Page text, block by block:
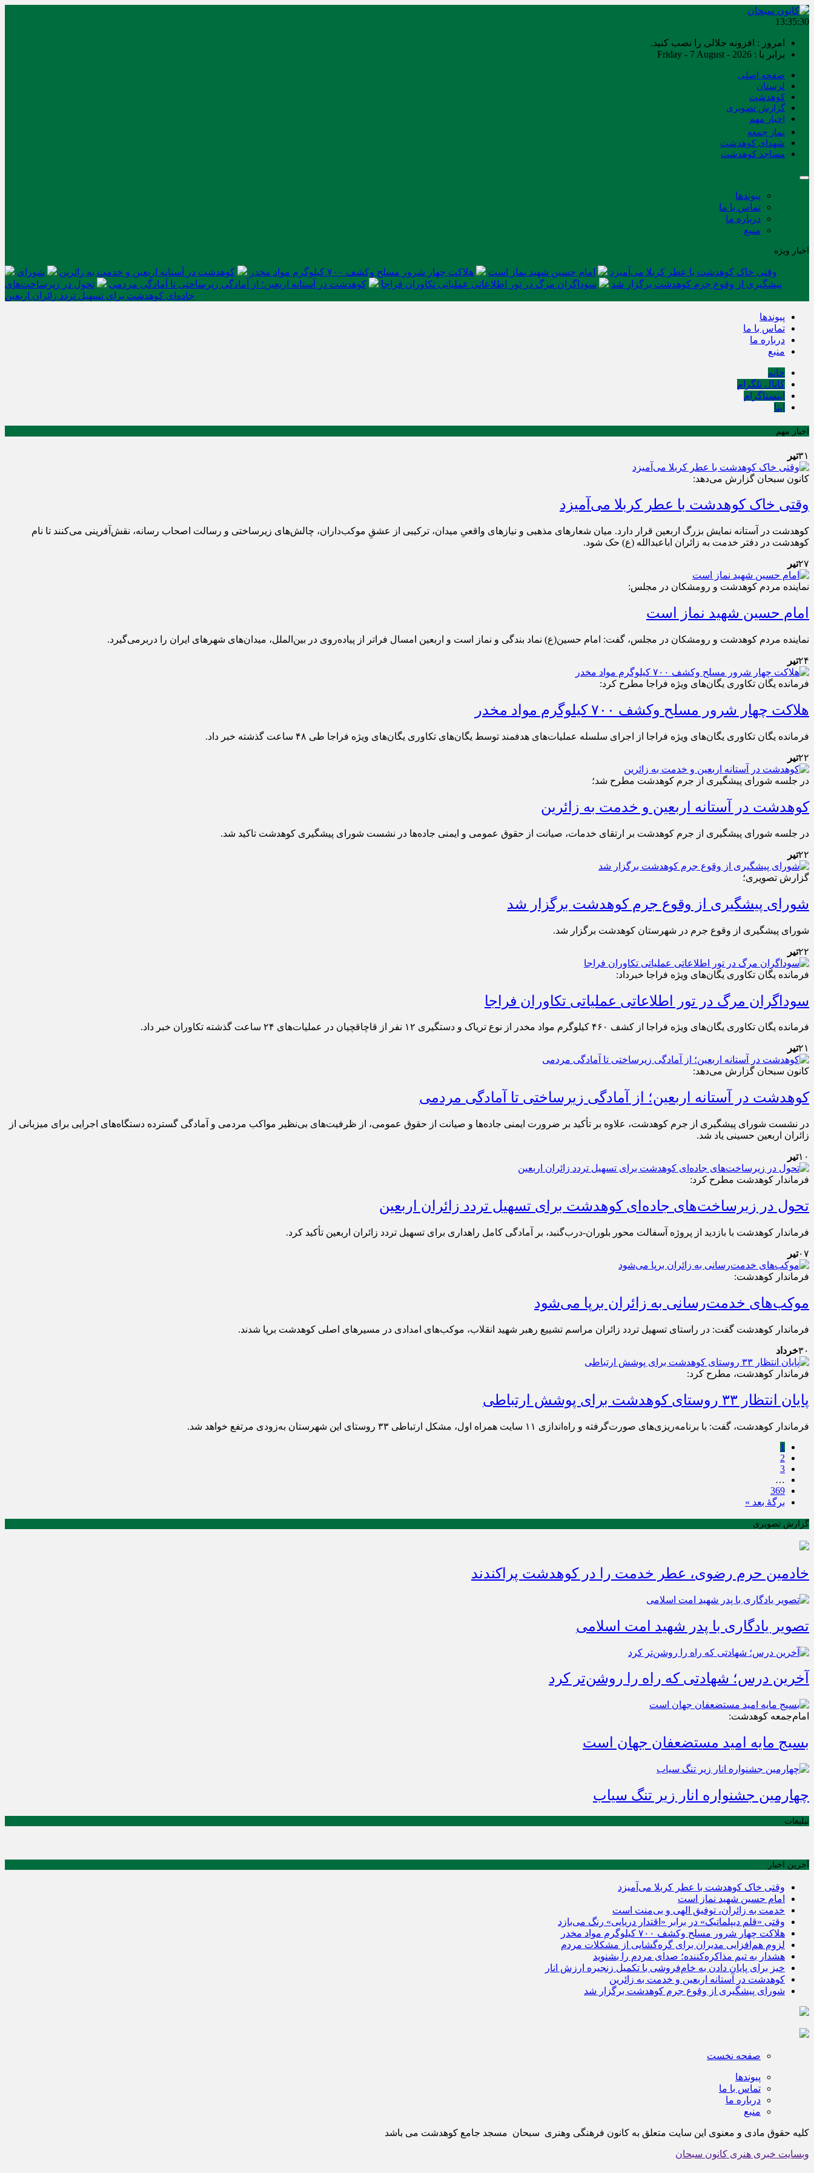
13:35:31
امروز : افزونه جلالی را نصب کنید.
برابر با : Friday - 7 August - 2026
صفحه اصلی
لرستان
کوهدشت
گزارش تصویری
اخبار مهم
نماز جمعه
شهدای کوهدشت
مساجد کوهدشت
پیوندها
تماس با ما
درباره ما
منبع
اخبار ویژه
وقتی خاک کوهدشت با عطر کربلا می‌آمیزد امام حسین شهید نماز است هلاکت چهار شرور مسلح وکشف ۷۰۰ کیلوگرم مواد مخدر کوهدشت در آستانه اربعین و خدمت‌ به زائرین
شورای
پیشگیری از وقوع جرم کوهدشت برگزار شد
سوداگران مرگ در تور اطلاعاتی عملیاتی تکاوران فراجا کوهدشت در آستانه اربعین؛ از آمادگی زیرساختی تا آمادگی مردمی
تحول در زیرساخت‌های
جاده‌ای کوهدشت برای تسهیل تردد زائران اربعین
پیوندها
تماس با ما
درباره ما
منبع
خانه
کانال تلگرام
اینستاگرام
ایتا
اخبار مهم
۳۱تیر
کانون سبحان گزارش می‌دهد:
وقتی خاک کوهدشت با عطر کربلا می‌آمیزد
کوهدشت در آستانه نمایش بزرگ اربعین قرار دارد. میان شعارهای مذهبی و نیازهای واقعیِ میدان، ترکیبی از عشقِ موکب‌داران، چالش‌های زیرساختی و رسالت اصحاب رسانه، نقش‌آفرینی می‌کنند تا نام
کوهدشت در دفتر خدمت به زائران اباعبدالله (ع) حک شود.
۲۷تیر
نماینده مردم کوهدشت و رومشکان در مجلس:
امام حسین شهید نماز است
نماینده مردم کوهدشت و رومشکان در مجلس، گفت: امام حسین(ع) نماد بندگی و نماز است و اربعین امسال فراتر از پیاده‌روی در بین‌الملل، میدان‌های شهرهای ایران را دربرمی‌گیرد.
۲۴تیر
فرمانده یگان تکاوری یگان‌های ویژه فراجا مطرح کرد:
هلاکت چهار شرور مسلح وکشف ۷۰۰ کیلوگرم مواد مخدر
فرمانده یگان تکاوری یگان‌های ویژه فراجا از اجرای سلسله عملیات‌های هدفمند توسط یگان‌های تکاوری یگان‌های ویژه فراجا طی ۴۸ ساعت گذشته خبر داد.
۲۲تیر
در جلسه شورای پیشگیری از جرم کوهدشت مطرح شد؛
کوهدشت در آستانه اربعین و خدمت‌ به زائرین
در جلسه شورای پیشگیری از جرم کوهدشت بر ارتقای خدمات، صیانت از حقوق عمومی و ایمنی جاده‌ها در نشست شورای پیشگیری کوهدشت تاکید شد.
۲۲تیر
گزارش تصویری؛
شورای پیشگیری از وقوع جرم کوهدشت برگزار شد
شورای پیشگیری از وقوع جرم در شهرستان کوهدشت برگزار شد.
۲۲تیر
فرمانده یگان تکاوری یگان‌های ویژه فراجا خبرداد:
سوداگران مرگ در تور اطلاعاتی عملیاتی تکاوران فراجا
فرمانده یگان تکاوری یگان‌های ویژه فراجا از کشف ۴۶۰ کیلوگرم مواد مخدر از نوع تریاک و دستگیری ۱۲ نفر از قاچاقچیان در عملیات‌های ۲۴ ساعت گذشته تکاوران خبر داد.
۲۱تیر
کانون سبحان گزارش می‌دهد:
کوهدشت در آستانه اربعین؛ از آمادگی زیرساختی تا آمادگی مردمی
در نشست شورای پیشگیری از جرم کوهدشت، علاوه بر تأکید بر ضرورت ایمنی جاده‌ها و صیانت از حقوق عمومی، از ظرفیت‌های بی‌نظیر مواکب مردمی و آمادگی گسترده دستگاه‌های اجرایی برای میزبانی از
زائران اربعین حسینی یاد شد.
۱۰تیر
فرماندار کوهدشت مطرح کرد:
تحول در زیرساخت‌های جاده‌ای کوهدشت برای تسهیل تردد زائران اربعین
فرماندار کوهدشت با بازدید از پروژه آسفالت محور بلوران-درب‌گنبد، بر آمادگی کامل راهداری برای تسهیل تردد زائران اربعین تأکید کرد.
۰۷تیر
فرماندار کوهدشت:
موکب‌های خدمت‌رسانی به زائران برپا می‌شود
فرماندار کوهدشت گفت: در راستای تسهیل تردد زائران مراسم تشییع رهبر شهید انقلاب، موکب‌های امدادی در مسیرهای اصلی کوهدشت برپا شدند.
۳۰خرداد
فرماندار کوهدشت، مطرح کرد:
پایان انتظار ۳۳ روستای کوهدشت برای پوشش ارتباطی
فرماندار کوهدشت، گفت: با برنامه‌ریزی‌های صورت‌گرفته و راه‌اندازی ۱۱ سایت همراه اول، مشکل ارتباطی ۳۳ روستای این شهرستان به‌زودی مرتفع خواهد شد.
1
2
3
…
369
برگهٔ بعد »
گزارش تصویری
خادمین حرم رضوی، عطر خدمت را در کوهدشت پراکندند
تصویر یادگاری با پدر شهید امت اسلامی
آخرین درس؛ شهادتی که راه را روشن‌تر کرد
امام‌جمعه کوهدشت:
بسیج مایه امید مستضعفان جهان است
چهارمین جشنواره انار زیر تنگ سیاب
تبلیغات
آخرین اخبار
وقتی خاک کوهدشت با عطر کربلا می‌آمیزد
امام حسین شهید نماز است
خدمت به زائران، توفیق الهی و بی‌منت است
وقتی «قلم دیپلماتیک» در برابر «اقتدار دریایی» رنگ می‌بازد
هلاکت چهار شرور مسلح وکشف ۷۰۰ کیلوگرم مواد مخدر
لزوم هم‌افزایی مدیران برای گره‌گشایی از مشکلات مردم
هشدار به تیم مذاکره‌کننده؛ صدای مردم را بشنوید
خیز برای پایان دادن به خام‌فروشی با تکمیل زنجیره ارزش انار
کوهدشت در آستانه اربعین و خدمت‌ به زائرین
شورای پیشگیری از وقوع جرم کوهدشت برگزار شد
صفحه نخست
پیوندها
تماس با ما
درباره ما
منبع
کلیه حقوق مادی و معنوی این سایت متعلق به کانون فرهنگی وهنری سبحان مسجد جامع کوهدشت می باشد
وبسایت خبری هنری کانون سبحان